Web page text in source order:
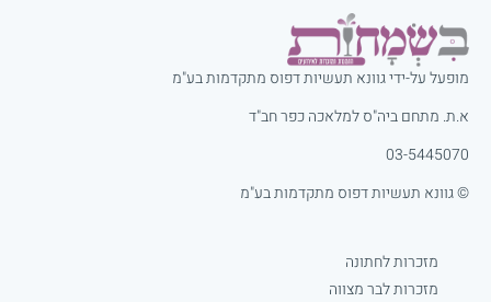
מופעל על-ידי גוונא תעשיות דפוס מתקדמות בע"מ
א.ת. מתחם ביה"ס למלאכה כפר חב"ד
03-5445070
© גוונא תעשיות דפוס מתקדמות בע"מ
מזכרות לחתונה
מזכרות לבר מצווה